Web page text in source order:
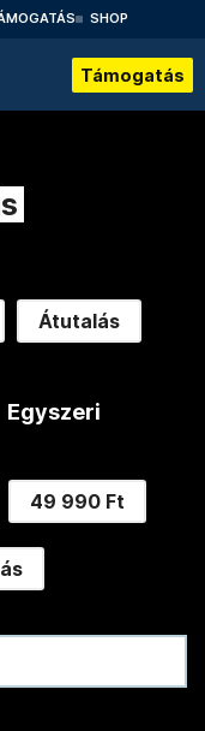
SHOP
Támogatás
Átutalás
Egyszeri
49 990 Ft